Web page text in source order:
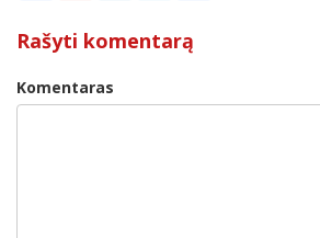
Rašyti komentarą
Komentaras